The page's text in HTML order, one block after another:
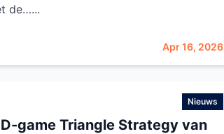
de…...
Apr 16, 2026
Nieuws
game Triangle Strategy van